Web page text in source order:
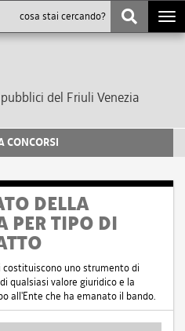
del Friuli Venezia
CONCORSI
DELLA
PER TIPO DI
uno strumento di
qualsiasi valore giuridico e la
all'Ente che ha emanato il bando.